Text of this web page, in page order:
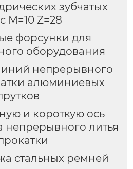
зубчатых
M=10 Z=28
форсунки для
оборудования
непрерывного
алюминиевых
и короткую ось
непрерывного литья
стальных ремней